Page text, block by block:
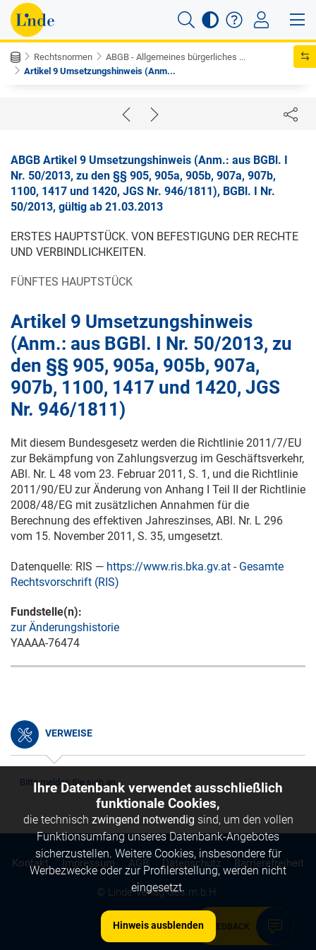
Rechtsnormen
ABGB - Allgemeines bürgerliches ...
Artikel 9 Umsetzungshinweis (Anm...
FEEDBACK
ABGB Artikel 9 Umsetzungshinweis (Anm.: aus BGBl. I
Nr. 50/2013, zu den §§ 905, 905a, 905b, 907a, 907b,
1100, 1417 und 1420, JGS Nr. 946/1811), BGBl. I Nr.
50/2013, gültig ab 21.03.2013
ERSTES HAUPTSTÜCK. VON BEFESTIGUNG DER RECHTE
UND VERBINDLICHKEITEN.
FÜNFTES HAUPTSTÜCK
Artikel 9 Umsetzungshinweis
(Anm.: aus BGBl. I Nr. 50/2013, zu
den §§ 905, 905a, 905b, 907a,
907b, 1100, 1417 und 1420, JGS
Nr. 946/1811)
Mit diesem Bundesgesetz werden die Richtlinie 2011/7/EU
zur Bekämpfung von Zahlungsverzug im Geschäftsverkehr,
ABl. Nr. L 48 vom 23. Februar 2011 , S. 1, und die Richtlinie
2011/90/EU zur Änderung von Anhang I Teil II der Richtlinie
2008/48/EG mit zusätzlichen Annahmen für die
Berechnung des effektiven Jahreszinses, ABl. Nr. L 296
vom 15. November 2011 , S. 35, umgesetzt.
Datenquelle: RIS — https://www.ris.bka.gv.at - Gesamte
Rechtsvorschrift (RIS)
Fundstelle(n):
zur Änderungshistorie
YAAAA-76474
VERWEISE
Bitte melden Sie sich an.
© Linde Verlag Ges.m.b.H.
Kontakt Impressum AGB Datenschutz Barrierefreiheit
Ihre Datenbank verwendet ausschließlich
funktionale Cookies,
die technisch zwingend notwendig sind, um den vollen
Funktionsumfang unseres Datenbank-Angebotes
sicherzustellen. Weitere Cookies, insbesondere für
Werbezwecke oder zur Profilerstellung, werden nicht
eingesetzt.
Hinweis ausblenden